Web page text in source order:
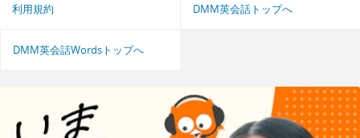
利用規約 DMM英会話トップへ
DMM英会話Wordsトップへ